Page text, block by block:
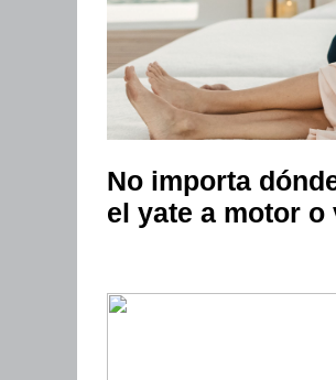
No importa
el yate a motor